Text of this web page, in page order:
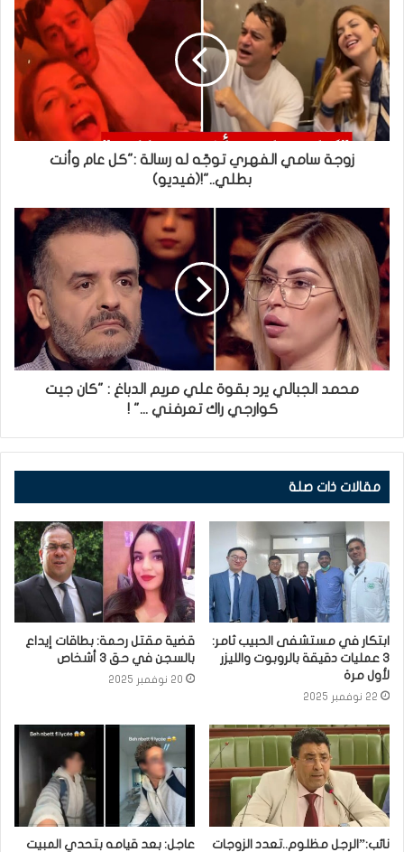
زوجة سامي الفهري توجّه له رسالة :"كل عام وأنت
بطلي.."!(فيديو)
محمد الجبالي يرد بقوة علي مريم الدباغ : "كان جيت
كوارجي راك تعرفني ..." !
مقالات ذات صلة
ابتكار في مستشفى الحبيب ثامر:
3 عمليات دقيقة بالروبوت والليزر
لأول مرة
22 نوفمبر 2025
قضية مقتل رحمة: بطاقات إيداع
بالسجن في حق 3 أشخاص
20 نوفمبر 2025
نائب:”الرجل مظلوم..تعدد الزوجات
عاجل: بعد قيامه بتحدي المبيت